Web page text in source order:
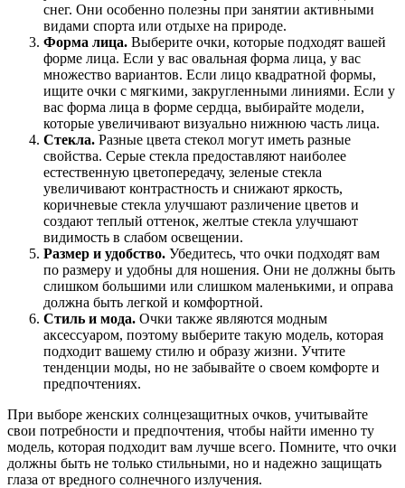
снег. Они особенно полезны при занятии активными
видами спорта или отдыхе на природе.
Форма лица. Выберите очки, которые подходят вашей
форме лица. Если у вас овальная форма лица, у вас
множество вариантов. Если лицо квадратной формы,
ищите очки с мягкими, закругленными линиями. Если у
вас форма лица в форме сердца, выбирайте модели,
которые увеличивают визуально нижнюю часть лица.
Стекла. Разные цвета стекол могут иметь разные
свойства. Серые стекла предоставляют наиболее
естественную цветопередачу, зеленые стекла
увеличивают контрастность и снижают яркость,
коричневые стекла улучшают различение цветов и
создают теплый оттенок, желтые стекла улучшают
видимость в слабом освещении.
Размер и удобство. Убедитесь, что очки подходят вам
по размеру и удобны для ношения. Они не должны быть
слишком большими или слишком маленькими, и оправа
должна быть легкой и комфортной.
Стиль и мода. Очки также являются модным
аксессуаром, поэтому выберите такую модель, которая
подходит вашему стилю и образу жизни. Учтите
тенденции моды, но не забывайте о своем комфорте и
предпочтениях.
При выборе женских солнцезащитных очков, учитывайте
свои потребности и предпочтения, чтобы найти именно ту
модель, которая подходит вам лучше всего. Помните, что очки
должны быть не только стильными, но и надежно защищать
глаза от вредного солнечного излучения.